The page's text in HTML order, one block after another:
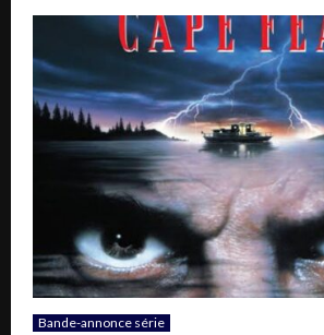
Bande-annonce série